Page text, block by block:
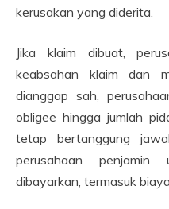
kerusakan yang diderita.
Jika klaim dibuat,
keabsahan klaim dan
dianggap sah,
obligee hingga jumlah
tetap bertanggung
perusahaan
dibayarkan, termasuk